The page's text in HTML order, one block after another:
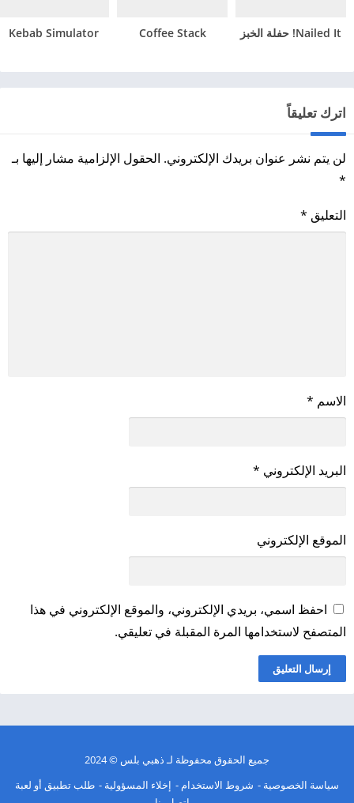
Nailed It! حفلة الخبز Coffee Stack
Kebab Simulator
اترك تعليقاً
لن يتم نشر عنوان بريدك الإلكتروني. الحقول الإلزامية مشار إليها بـ
*
التعليق *
الاسم *
البريد الإلكتروني *
الموقع الإلكتروني
احفظ اسمي، بريدي الإلكتروني، والموقع الإلكتروني في هذا
المتصفح لاستخدامها المرة المقبلة في تعليقي.
جميع الحقوق محفوظة لـذهبي بلس © 2024
سياسة الخصوصية
شروط الاستخدام إخلاء المسؤولية
طلب تطبيق أو لعبة